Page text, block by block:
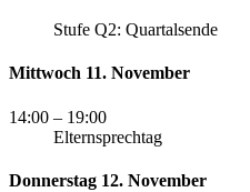
Stufe Q2: Quartalsende
Mittwoch 11. November
14:00 – 19:00
Elternsprechtag
Donnerstag 12. November